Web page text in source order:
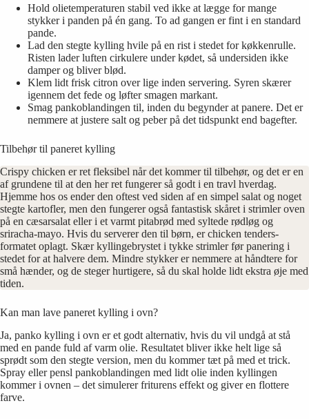
Hold olietemperaturen stabil ved ikke at lægge for mange
stykker i panden på én gang. To ad gangen er fint i en standard
pande.
Lad den stegte kylling hvile på en rist i stedet for køkkenrulle.
Risten lader luften cirkulere under kødet, så undersiden ikke
damper og bliver blød.
Klem lidt frisk citron over lige inden servering. Syren skærer
igennem det fede og løfter smagen markant.
Smag pankoblandingen til, inden du begynder at panere. Det er
nemmere at justere salt og peber på det tidspunkt end bagefter.
Tilbehør til paneret kylling
Crispy chicken er ret fleksibel når det kommer til tilbehør, og det er en
af grundene til at den her ret fungerer så godt i en travl hverdag.
Hjemme hos os ender den oftest ved siden af en simpel salat og noget
stegte kartofler, men den fungerer også fantastisk skåret i strimler oven
på en cæsarsalat eller i et varmt pitabrød med syltede rødløg og
sriracha-mayo. Hvis du serverer den til børn, er chicken tenders-
formatet oplagt. Skær kyllingebrystet i tykke strimler før panering i
stedet for at halvere dem. Mindre stykker er nemmere at håndtere for
små hænder, og de steger hurtigere, så du skal holde lidt ekstra øje med
tiden.
Kan man lave paneret kylling i ovn?
Ja, panko kylling i ovn er et godt alternativ, hvis du vil undgå at stå
med en pande fuld af varm olie. Resultatet bliver ikke helt lige så
sprødt som den stegte version, men du kommer tæt på med et trick.
Spray eller pensl pankoblandingen med lidt olie inden kyllingen
kommer i ovnen – det simulerer friturens effekt og giver en flottere
farve.